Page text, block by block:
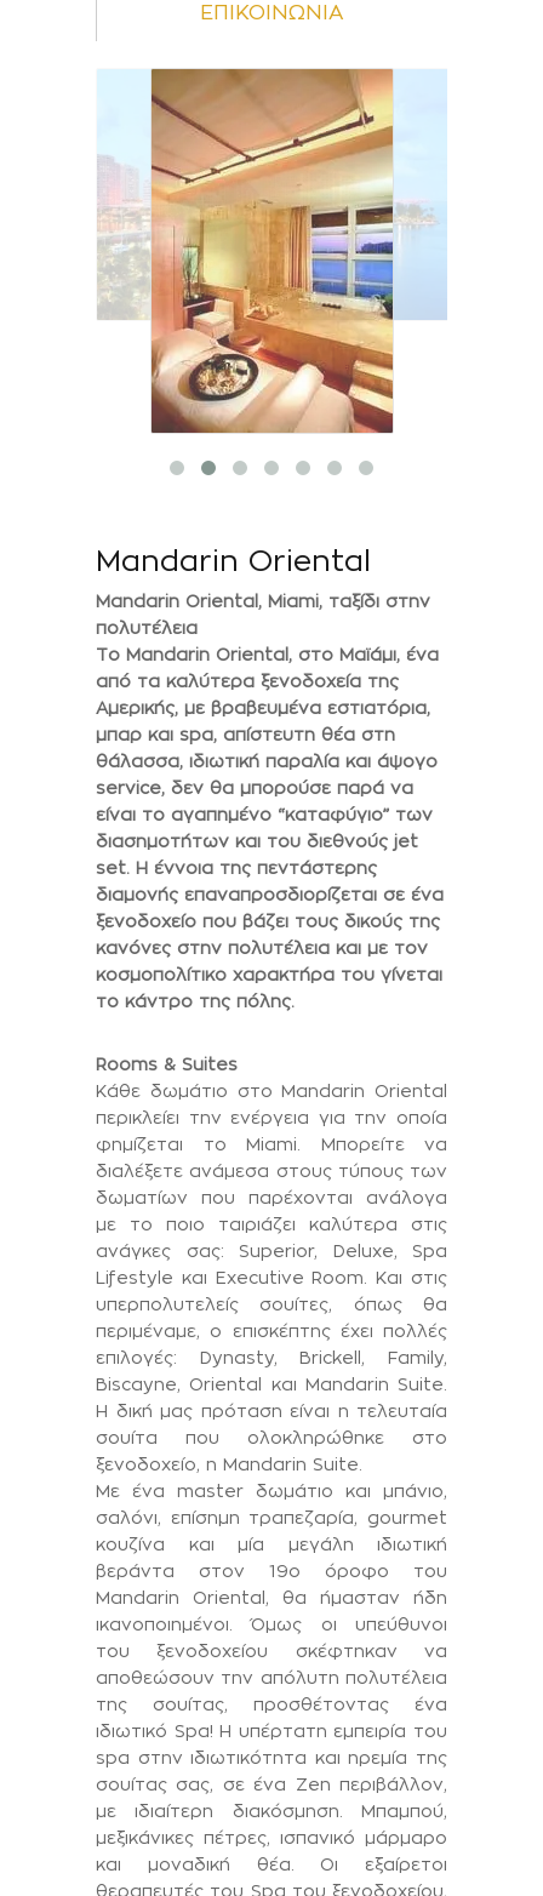
ΕΠΙΚΟΙΝΩΝΙΑ
Mandarin Oriental
Mandarin Oriental, Miami, ταξίδι στην
πολυτέλεια
Το Mandarin Oriental, στο Μαϊάμι, ένα
από τα καλύτερα ξενοδοχεία της
Αμερικής, με βραβευμένα εστιατόρια,
μπαρ και spa, απίστευτη θέα στη
θάλασσα, ιδιωτική παραλία και άψογο
service, δεν θα μπορούσε παρά να
είναι το αγαπημένο “καταφύγιο” των
διασημοτήτων και του διεθνούς jet
set. Η έννοια της πεντάστερης
διαμονής επαναπροσδιορίζεται σε ένα
ξενοδοχείο που βάζει τους δικούς της
κανόνες στην πολυτέλεια και με τον
κοσμοπολίτικο χαρακτήρα του γίνεται
το κάντρο της πόλης.
Rooms & Suites
Κάθε δωμάτιο στο Mandarin Oriental
περικλείει την ενέργεια για την οποία
φημίζεται το Miami. Μπορείτε να
διαλέξετε ανάμεσα στους τύπους των
δωματίων που παρέχονται ανάλογα
με το ποιο ταιριάζει καλύτερα στις
ανάγκες σας: Superior, Deluxe, Spa
Lifestyle και Executive Room. Και στις
υπερπολυτελείς σουίτες, όπως θα
περιμέναμε, ο επισκέπτης έχει πολλές
επιλογές: Dynasty, Brickell, Family,
Biscayne, Oriental και Mandarin Suite.
Η δική μας πρόταση είναι η τελευταία
σουίτα που ολοκληρώθηκε στο
ξενοδοχείο, η Mandarin Suite.
Με ένα master δωμάτιο και μπάνιο,
σαλόνι, επίσημη τραπεζαρία, gourmet
κουζίνα και μία μεγάλη ιδιωτική
βεράντα στον 19ο όροφο του
Mandarin Oriental, θα ήμασταν ήδη
ικανοποιημένοι. Όμως οι υπεύθυνοι
του ξενοδοχείου σκέφτηκαν να
αποθεώσουν την απόλυτη πολυτέλεια
της σουίτας, προσθέτοντας ένα
ιδιωτικό Spa! Η υπέρτατη εμπειρία του
spa στην ιδιωτικότητα και ηρεμία της
σουίτας σας, σε ένα Zen περιβάλλον,
με ιδιαίτερη διακόσμηση. Μπαμπού,
μεξικάνικες πέτρες, ισπανικό μάρμαρο
και μοναδική θέα. Οι εξαίρετοι
θεραπευτές του Spa του ξενοδοχείου,